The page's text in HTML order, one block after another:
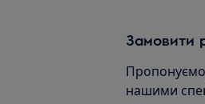
Замовити
нашими